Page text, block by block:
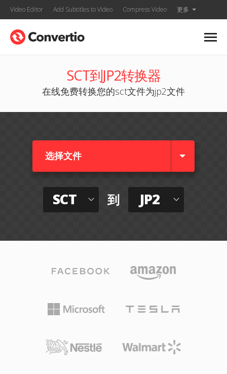
Video Editor Add Subtitles to Video Compress Video 更多
SCT到JP2转换器
在线免费转换您的sct文件为jp2文件
选择文件
SCT 到 JP2